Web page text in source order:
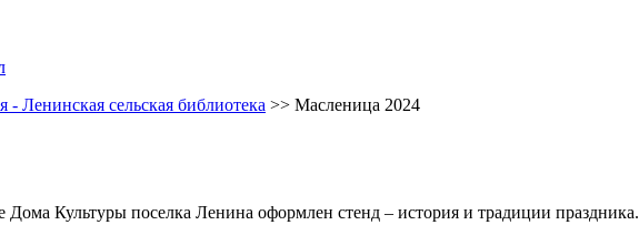
Ленинская сельская библиотека >> Масленица 2024
Культуры поселка Ленина оформлен стенд – история и традиции праздника.